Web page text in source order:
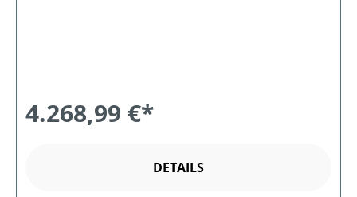
4.268,99 €*
DETAILS